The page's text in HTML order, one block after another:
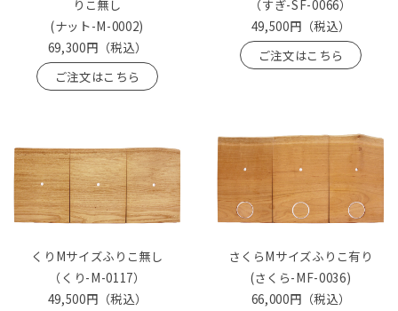
りこ無し
(ナット-M-0002)
69,300円 （税込）
ご注文はこちら
（すぎ-SF-0066）
49,500円 （税込）
ご注文はこちら
くりMサイズふりこ無し
（くり-M-0117）
49,500円 （税込）
さくらMサイズふりこ有り
(さくら-MF-0036)
66,000円 （税込）